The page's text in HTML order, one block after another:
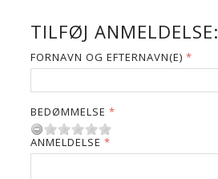
TILFØJ ANMELDELSE:
FORNAVN OG EFTERNAVN(E)
BEDØMMELSE
ANMELDELSE